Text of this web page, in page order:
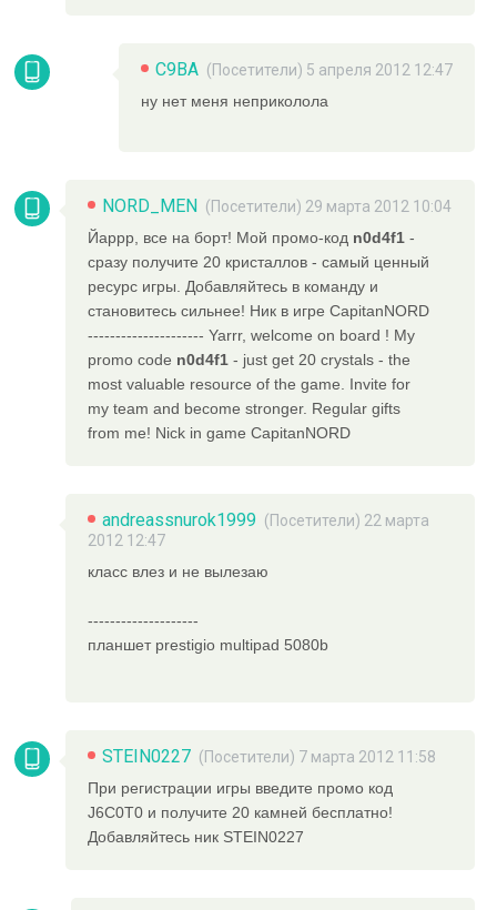
C9BA (Посетители) 5 апреля 2012 12:47
ну нет меня неприколола
NORD_MEN (Посетители) 29 марта 2012 10:04
Йаррр, все на борт! Мой промо-код n0d4f1 -
сразу получите 20 кристаллов - самый ценный
ресурс игры. Добавляйтесь в команду и
становитесь сильнее! Ник в игре CapitanNORD
--------------------- Yarrr, welcome on board ! My
promo code n0d4f1 - just get 20 crystals - the
most valuable resource of the game. Invite for
my team and become stronger. Regular gifts
from me! Nick in game CapitanNORD
andreassnurok1999 (Посетители) 22 марта
2012 12:47
класс влез и не вылезаю
--------------------
планшет prestigio multipad 5080b
STEIN0227 (Посетители) 7 марта 2012 11:58
При регистрации игры введите промо код
J6C0T0 и получите 20 камней бесплатно!
Добавляйтесь ник STEIN0227